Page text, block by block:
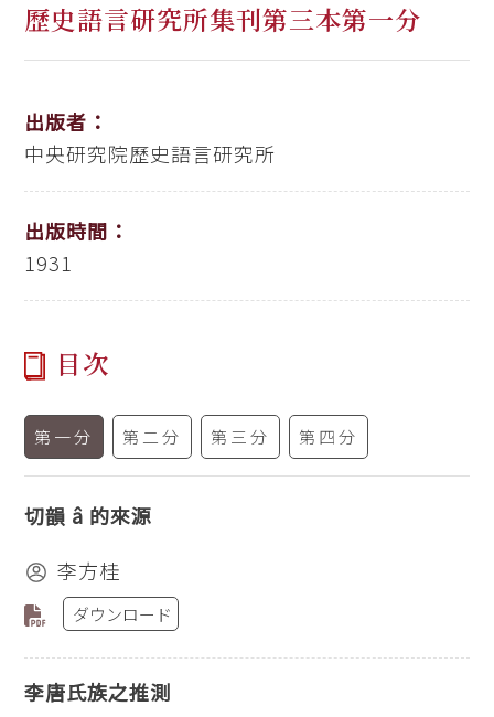
歷史語言研究所集刊第三本第一分
出版者：
中央研究院歷史語言研究所
出版時間：
1931
目次
第一分 第二分 第三分 第四分
切韻 â 的來源
李方桂
ダウンロード
李唐氏族之推測